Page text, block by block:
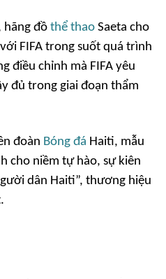
hãng đồ thể thao Saeta cho
FIFA trong suốt quá trình
điều chỉnh mà FIFA yêu
đủ trong giai đoạn thẩm
đoàn Bóng đá Haiti, mẫu
cho niềm tự hào, sự kiên
dân Haiti”, thương hiệu